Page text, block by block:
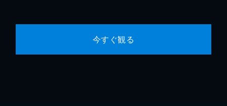
今すぐ観る